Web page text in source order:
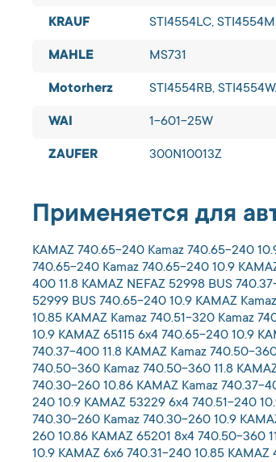
KRAUF STI4554LC,
MAHLE MS731
Motorherz STI4554RB,
WAI 1-601-25W
ZAUFER 300N10013Z
Применяется для
KAMAZ 740.65-240 Kamaz 740.65-240
740.65-240 Kamaz 740.65-240 10.9
400 11.8 KAMAZ NEFAZ 52998 BUS
52999 BUS 740.65-240 10.9 KAMAZ
10.85 KAMAZ Kamaz 740.51-320 Kamaz
10.9 KAMAZ 65115 6x4 740.65-240 10.9
740.37-400 11.8 KAMAZ Kamaz 740.50-
740.50-360 Kamaz 740.50-360 11.8
740.30-260 10.86 KAMAZ Kamaz 740.37-
240 10.9 KAMAZ 53229 6x4 740.51-240
740.30-260 Kamaz 740.30-260 10.9
260 10.86 KAMAZ 65201 8x4 740.50-360
10.9 KAMAZ 6x6 740.31-240 10.85